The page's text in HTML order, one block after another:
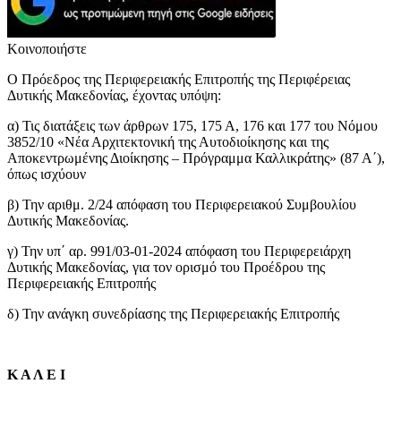
Κοινοποιήστε
Ο Πρόεδρος της Περιφερειακής Επιτροπής της Περιφέρειας
Δυτικής Μακεδονίας, έχοντας υπόψη:
α) Τις διατάξεις των άρθρων 175, 175 Α, 176 και 177 του Νόμου
3852/10 «Νέα Αρχιτεκτονική της Αυτοδιοίκησης και της
Αποκεντρωμένης Διοίκησης – Πρόγραμμα Καλλικράτης» (87 Α΄),
όπως ισχύουν
β) Την αριθμ. 2/24 απόφαση του Περιφερειακού Συμβουλίου
Δυτικής Μακεδονίας.
γ) Την υπ΄ αρ. 991/03-01-2024 απόφαση του Περιφερειάρχη
Δυτικής Μακεδονίας, για τον ορισμό του Προέδρου της
Περιφερειακής Επιτροπής
δ) Την ανάγκη συνεδρίασης της Περιφερειακής Επιτροπής
Κ Α Λ Ε Ι